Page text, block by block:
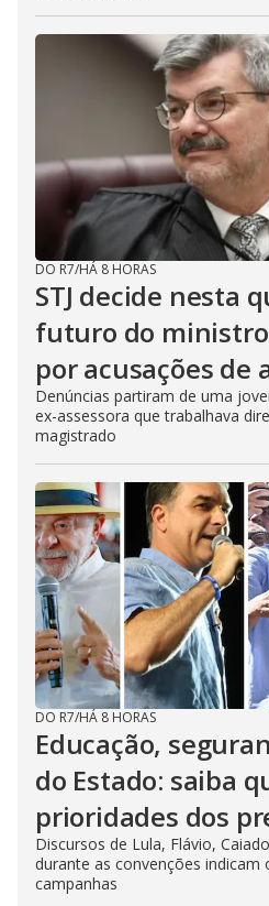
DO R7/HÁ 8 HORAS
STJ decide nesta
futuro do ministro
por acusações de
Denúncias partiram de uma
ex-assessora que trabalhava
magistrado
DO R7/HÁ 8 HORAS
Educação,
do Estado: saiba
prioridades dos
Discursos de Lula, Flávio,
durante as convenções indicam
campanhas